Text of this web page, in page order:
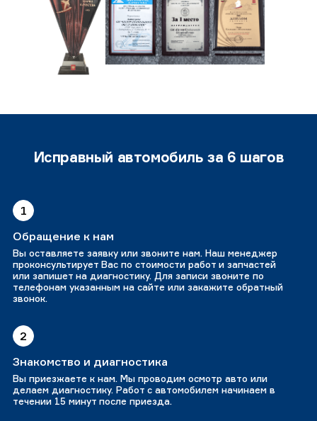
Исправный автомобиль за 6 шагов
1
Обращение к нам
Вы оставляете заявку или звоните нам. Наш менеджер
проконсультирует Вас по стоимости работ и запчастей
или запишет на диагностику. Для записи звоните по
телефонам указанным на сайте или закажите обратный
звонок.
2
Знакомство и диагностика
Вы приезжаете к нам. Мы проводим осмотр авто или
делаем диагностику. Работ с автомобилем начинаем в
течении 15 минут после приезда.